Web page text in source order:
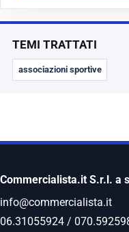
TEMI TRATTATI
associazioni sportive
Commercialista.it S.r.l. a
info@commercialista.it
06.31055924 /